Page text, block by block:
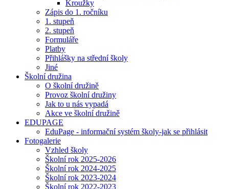
Kroužky
Zápis do 1. ročníku
1. stupeň
2. stupeň
Formuláře
Platby
Přihlášky na střední školy
Jiné
Školní družina
O školní družině
Provoz školní družiny
Jak to u nás vypadá
Akce ve školní družině
EDUPAGE
EduPage - informační systém školy-jak se přihlásit
Fotogalerie
Vzhled školy
Školní rok 2025-2026
Školní rok 2024-2025
Školní rok 2023-2024
Školní rok 2022-2023